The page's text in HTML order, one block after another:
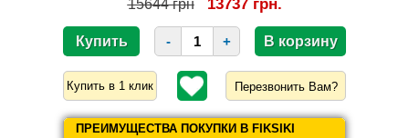
15644 грн 13737 грн.
- +
Перезвонить Вам?
ПРЕИМУЩЕСТВА ПОКУПКИ В FIKSIKI